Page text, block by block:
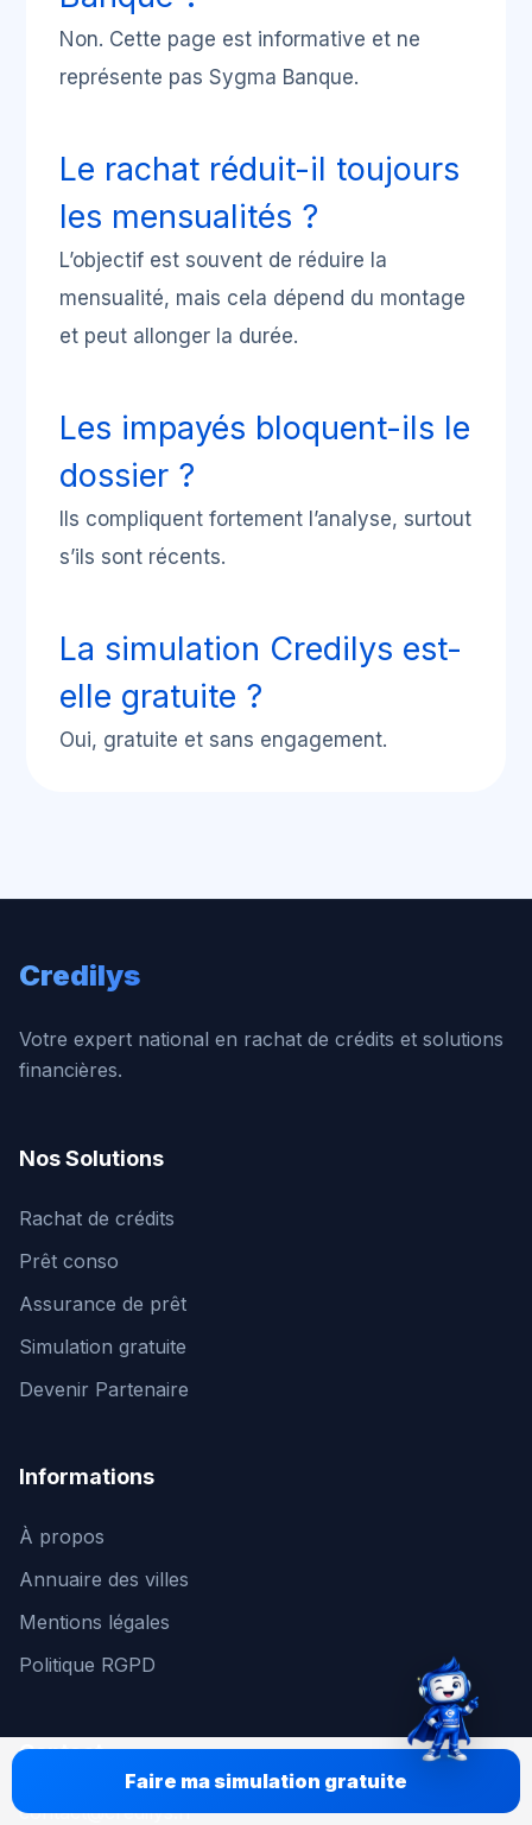
Non. Cette page est informative et ne
représente pas Sygma Banque.
Le rachat réduit-il toujours
les mensualités ?
L’objectif est souvent de réduire la
mensualité, mais cela dépend du montage
et peut allonger la durée.
Les impayés bloquent-ils le
dossier ?
Ils compliquent fortement l’analyse, surtout
s’ils sont récents.
La simulation Credilys est-
elle gratuite ?
Oui, gratuite et sans engagement.
Faire ma simulation gratuite
Credilys
Votre expert national en rachat de crédits et solutions
financières.
Nos Solutions
Rachat de crédits
Prêt conso
Assurance de prêt
Simulation gratuite
Devenir Partenaire
Informations
À propos
Annuaire des villes
Mentions légales
Politique RGPD
Contact
contact@credilys.fr